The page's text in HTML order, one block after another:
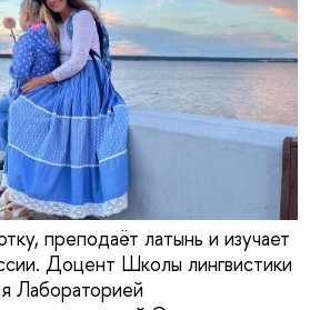
преподаёт латынь и изучает
Доцент Школы лингвистики
Лабораторией